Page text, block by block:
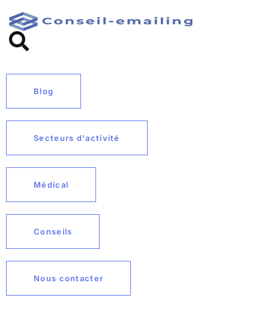
Blog
Secteurs d'activité
Médical
Conseils
Nous contacter